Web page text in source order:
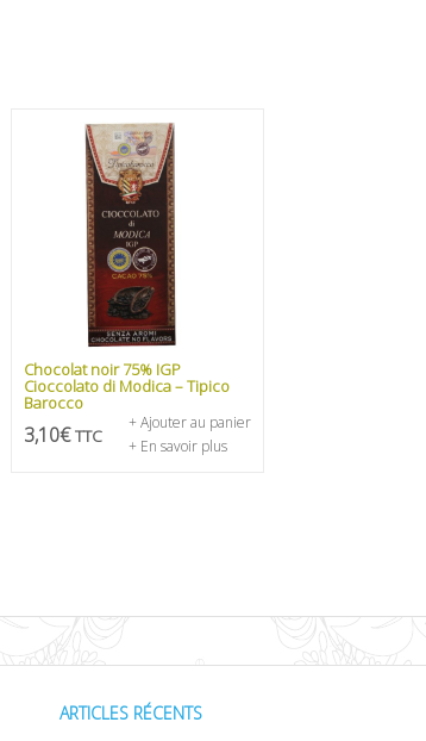
Chocolat noir 75% IGP
Cioccolato di Modica – Tipico
Barocco
3,10€ TTC
+ Ajouter au panier
+ En savoir plus
ARTICLES RÉCENTS